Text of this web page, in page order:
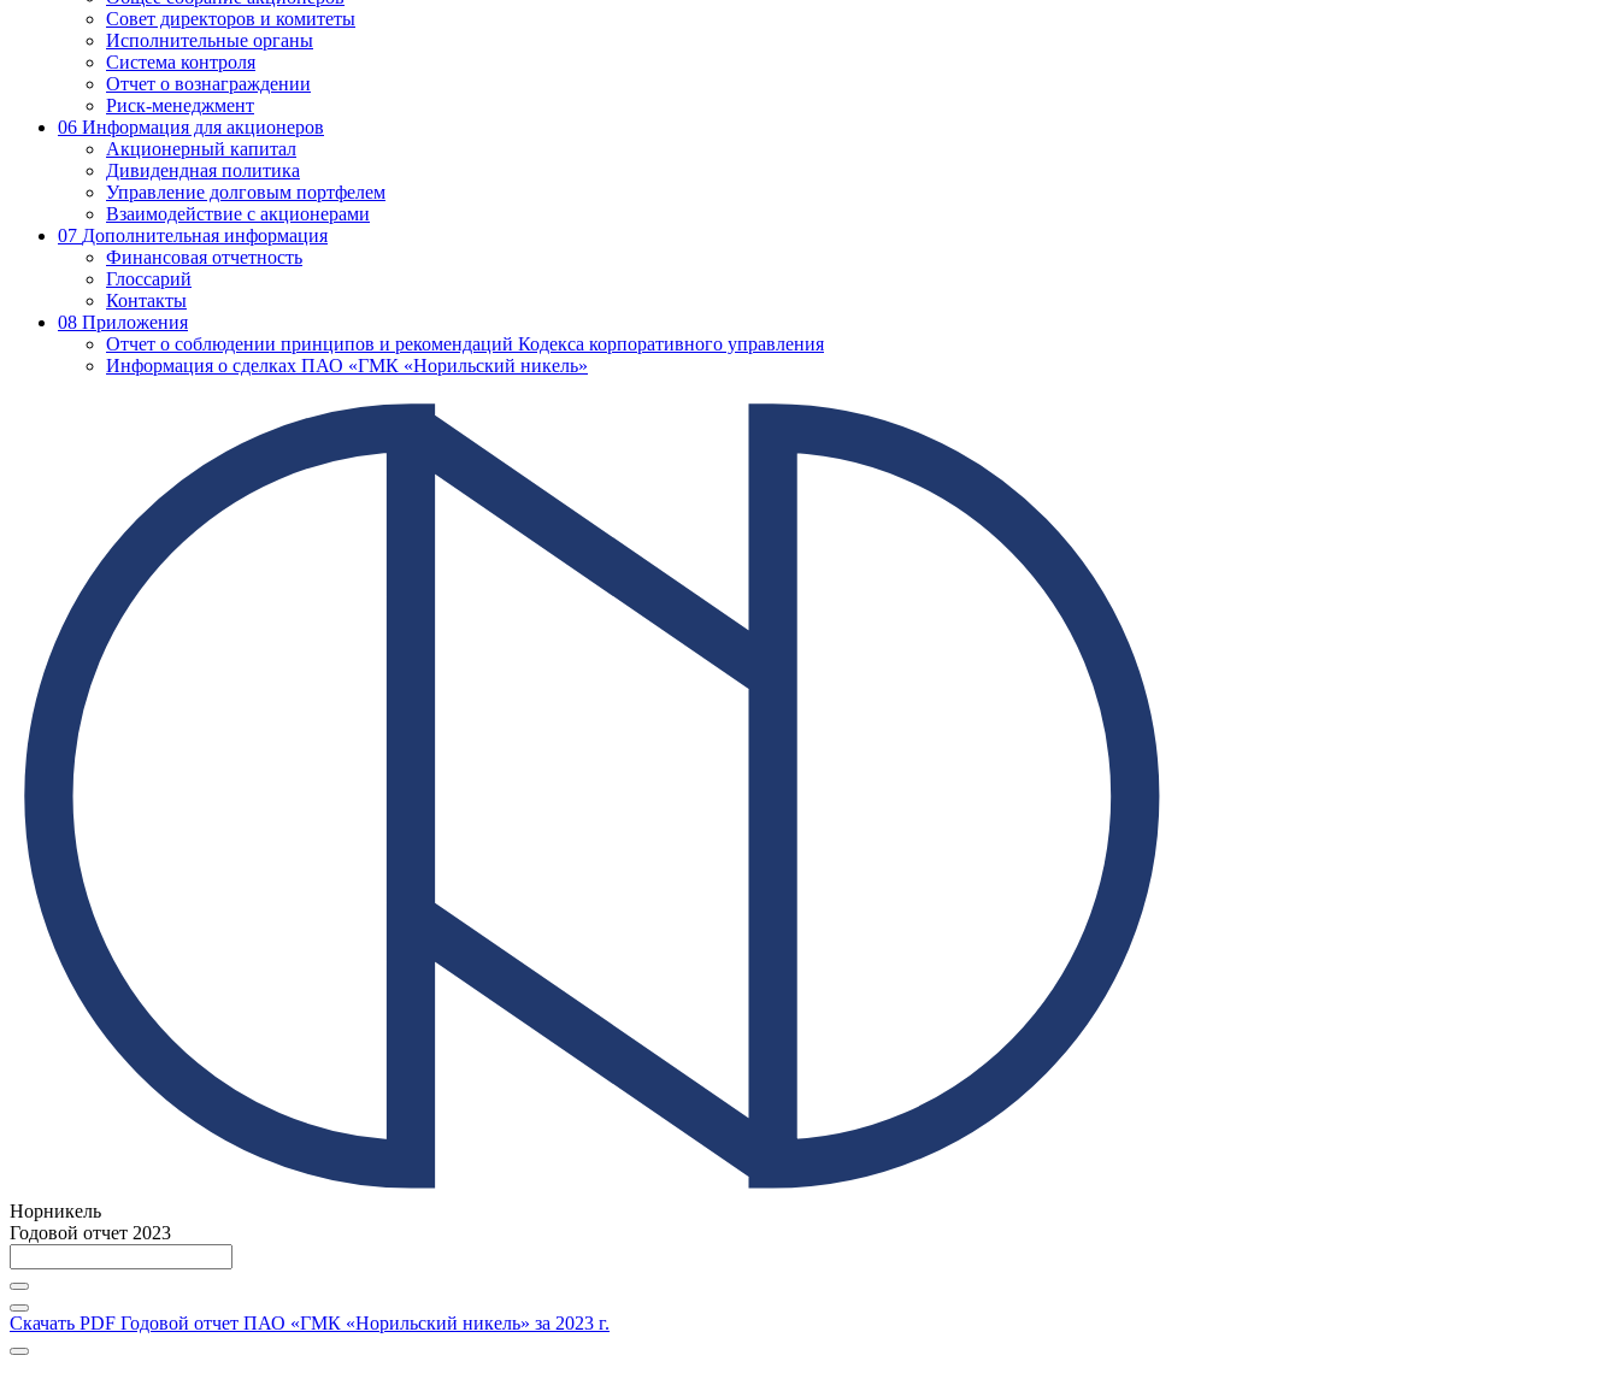
Совет директоров и комитеты
Исполнительные органы
Система контроля
Отчет о вознаграждении
Риск-менеджмент
06 Информация для акционеров
Акционерный капитал
Дивидендная политика
Управление долговым портфелем
Взаимодействие с акционерами
07 Дополнительная информация
Финансовая отчетность
Глоссарий
Контакты
08 Приложения
Отчет о соблюдении принципов и рекомендаций Кодекса корпоративного управления
Информация о сделках ПАО «ГМК «Норильский никель»
Норникель
Годовой отчет 2023
Скачать PDF Годовой отчет ПАО «ГМК «Норильский никель» за 2023 г.